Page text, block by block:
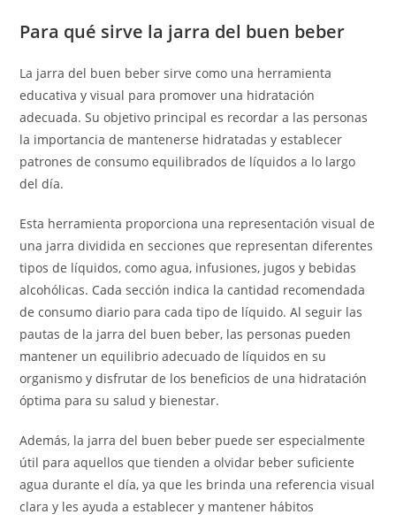
Para qué sirve la jarra del buen beber
La jarra del buen beber sirve como una herramienta
educativa y visual para promover una hidratación
adecuada. Su objetivo principal es recordar a las personas
la importancia de mantenerse hidratadas y establecer
patrones de consumo equilibrados de líquidos a lo largo
del día.
Esta herramienta proporciona una representación visual de
una jarra dividida en secciones que representan diferentes
tipos de líquidos, como agua, infusiones, jugos y bebidas
alcohólicas. Cada sección indica la cantidad recomendada
de consumo diario para cada tipo de líquido. Al seguir las
pautas de la jarra del buen beber, las personas pueden
mantener un equilibrio adecuado de líquidos en su
organismo y disfrutar de los beneficios de una hidratación
óptima para su salud y bienestar.
Además, la jarra del buen beber puede ser especialmente
útil para aquellos que tienden a olvidar beber suficiente
agua durante el día, ya que les brinda una referencia visual
clara y les ayuda a establecer y mantener hábitos